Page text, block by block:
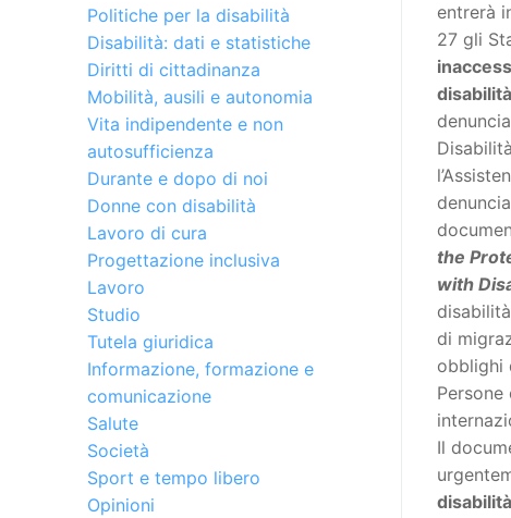
entrerà
27 gli
disabilità
the
with
di
obblighi
Persone
Il
disabilità
Politiche per la disabilità
Disabilità: dati e statistiche
Diritti di cittadinanza
Mobilità, ausili e autonomia
Vita indipendente e non
autosufficienza
Durante e dopo di noi
Donne con disabilità
Lavoro di cura
Progettazione inclusiva
Lavoro
Studio
Tutela giuridica
Informazione, formazione e
comunicazione
Salute
Società
Sport e tempo libero
Opinioni